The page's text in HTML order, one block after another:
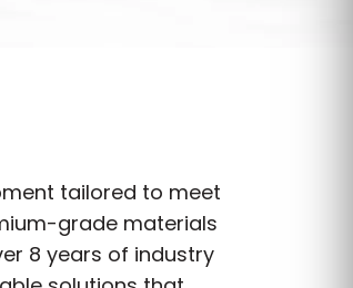
tailored to meet
grade materials
8 years of industry